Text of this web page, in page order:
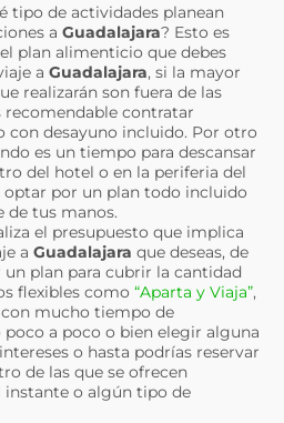
tipo de actividades planean
a Guadalajara? Esto es
plan alimenticio que debes
a Guadalajara, si la mayor
realizarán son fuera de las
recomendable contratar
con desayuno incluido. Por otro
es un tiempo para descansar
del hotel o en la periferia del
por un plan todo incluido
de tus manos.
el presupuesto que implica
a Guadalajara que deseas, de
plan para cubrir la cantidad
flexibles como “Aparta y Viaja”,
mucho tiempo de
a poco o bien elegir alguna
o hasta podrías reservar
de las que se ofrecen
instante o algún tipo de